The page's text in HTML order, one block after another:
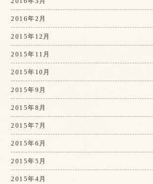
2016年2月
2015年12月
2015年11月
2015年10月
2015年9月
2015年8月
2015年7月
2015年6月
2015年5月
2015年4月